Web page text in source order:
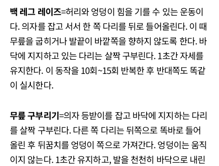
백 레그 레이즈=허리와 엉덩이 힘을 기를 수 있는 운동이
다. 의자를 잡고 서서 한 쪽 다리를 뒤로 들어올린다. 이 때
무릎을 굽히거나 발끝이 바깥쪽을 향하지 않도록 한다. 바
닥에 지지하고 있는 다리는 살짝 구부린다. 1초간 자세를
유지한다. 이 동작을 10회~15회 반복한 후 반대쪽도 똑같
이 실시한다.
무릎 구부리기=의자 등받이를 잡고 바닥에 지지하는 다리
를 살짝 구부린다. 다른 쪽 다리는 뒤쪽으로 똑바로 들어
올린 후 뒤꿈치를 엉덩이 쪽으로 가져간다. 엉덩이는 움직
이지 않는다. 1초간 유지하고, 발을 천천히 바닥으로 내린